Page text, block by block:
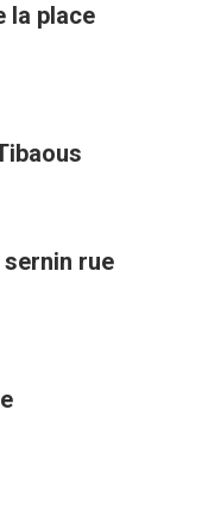
la place
rue